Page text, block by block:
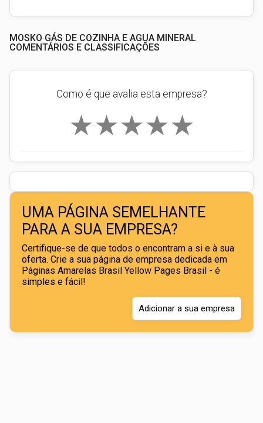
MOSKO GÁS DE COZINHA E AGUA MINERAL
COMENTÁRIOS E CLASSIFICAÇÕES
Como é que avalia esta empresa?
★
★
★
★
★
UMA PÁGINA SEMELHANTE
PARA A SUA EMPRESA?
Certifique-se de que todos o encontram a si e à sua
oferta. Crie a sua página de empresa dedicada em
Páginas Amarelas Brasil Yellow Pages Brasil - é
simples e fácil!
Adicionar a sua empresa